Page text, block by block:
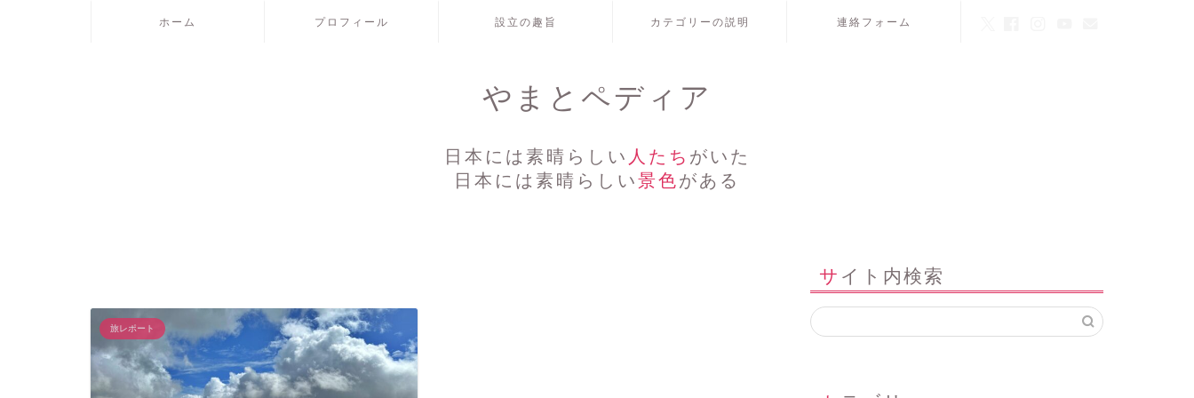
ホーム プロフィール 設立の趣旨 カテゴリーの説明 連絡フォーム
やまとペディア
日本には素晴らしい 人たち がいた
日本には素晴らしい景色がある
旅レポート
サイト内検索